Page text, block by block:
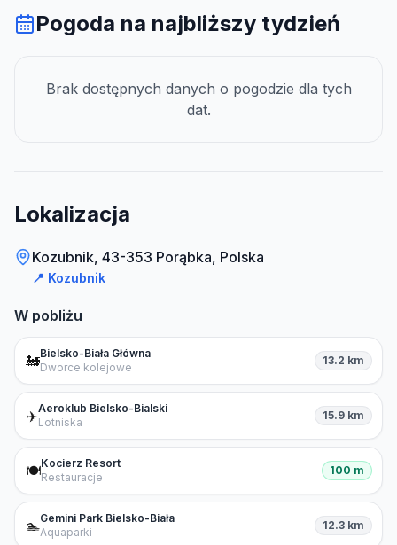
Pogoda na najbliższy tydzień
Brak dostępnych danych o pogodzie dla tych
dat.
Lokalizacja
Kozubnik, 43-353 Porąbka, Polska
📍 Kozubnik
W pobliżu
🚂Bielsko-Biała Główna
Dworce kolejowe
13.2 km
✈️Aeroklub Bielsko-Bialski
Lotniska
15.9 km
🍽️Kocierz Resort
Restauracje
100 m
🏊Gemini Park Bielsko-Biała
Aquaparki
12.3 km